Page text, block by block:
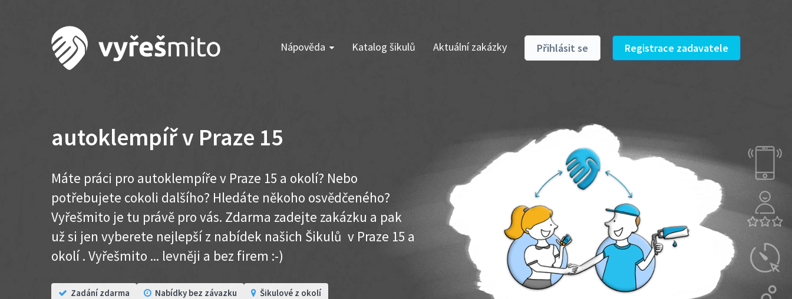
Nápověda Katalog šikulů Aktuální zakázky Přihlásit se Registrace zadavatele
autoklempíř v Praze 15
Máte práci pro autoklempíře v Praze 15 a okolí? Nebo
potřebujete cokoli dalšího? Hledáte někoho osvědčeného?
Vyřešmito je tu právě pro vás. Zdarma zadejte zakázku a pak
už si jen vyberete nejlepší z nabídek našich Šikulů v Praze 15 a
okolí . Vyřešmito ... levněji a bez firem :-)
Zadání zdarma Nabídky bez závazku Šikulové z okolí